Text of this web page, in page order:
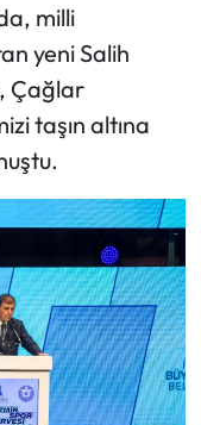
milli
yeni Salih
Çağlar
taşın altına